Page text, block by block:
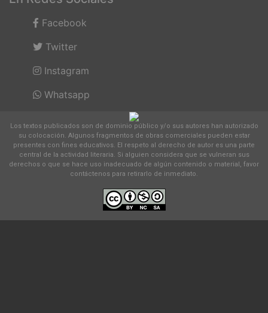
Facebook
Twitter
Instagram
Whatsapp
Los textos publicados son de dominio público y/o sus autores han autorizado
su colocación. Algunos fragmentos de obras comerciales pueden estar
presentes con fines educativos. El respeto al derecho de autor es una parte
central de la actividad literaria. Si alguien considera que se vulneran sus
derechos o que se hace uso inadecuado de algún contenido o material, favor
contáctenos para retirarlo de inmediato.